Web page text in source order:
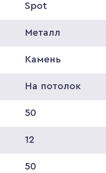
Spot
Металл
Камень
На потолок
50
12
50